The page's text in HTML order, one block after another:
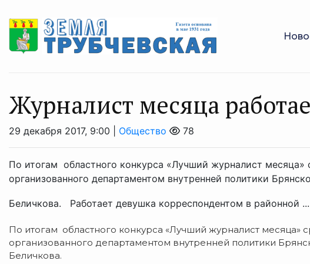
Журналист месяца
29 декабря 2017, 9:00 | Общество 78
По итогам областного конкурса «Лучший журналист
организованного департаментом внутренней политики
Беличкова. Работает девушка корреспондентом в районной ...
По итогам областного конкурса «Лучший журналист месяца»
организованного департаментом внутренней политики
Беличкова.